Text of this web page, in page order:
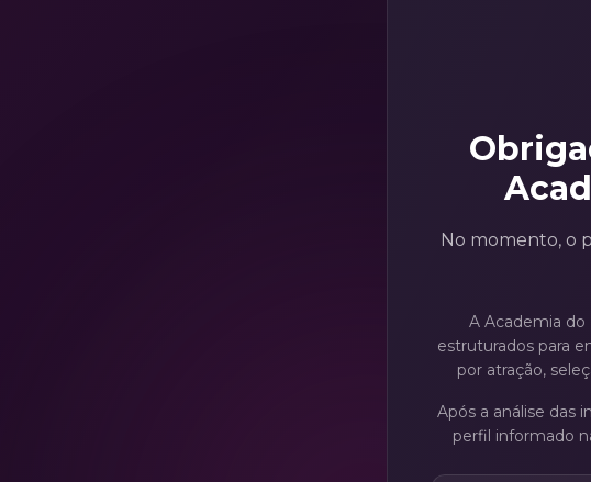
No momento, o
A Academia do
estruturados para
por atração,
Após a análise das
perfil informado